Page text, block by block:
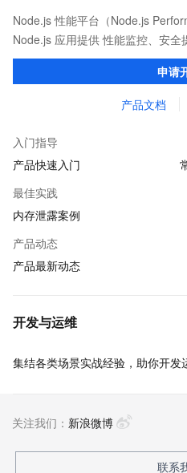
Node.js 性能平台（Node.js
Node.js 应用提供 性能监控、安
务的整体性解决方案。提供完善
申请
产品文档
入门指导
产品快速入门
最佳实践
内存泄露案例
产品动态
产品最新动态
开发与运维
集结各类场景实战经验，助你开发
关注我们： 新浪微博
联系